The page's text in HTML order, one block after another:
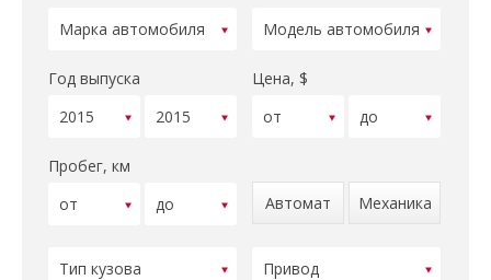
Год выпуска Цена, $
Пробег, км
Автомат
Механика